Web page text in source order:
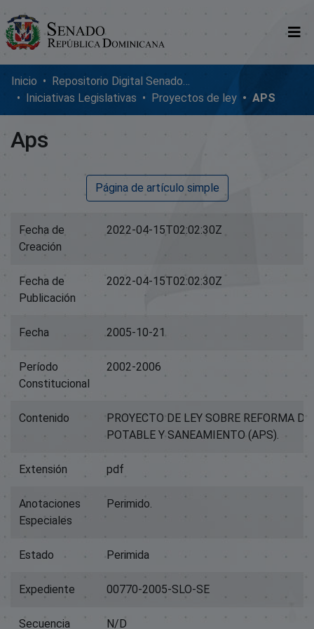
Comunidades
Glosario
Nosotros
Inicio
Repositorio Digital SenadoRD
Iniciativas Legislativas
Proyectos de ley APS
Aps
Página de artículo simple
Fecha de
Creación
2022-04-15T02:02:30Z
Fecha de
Publicación
2022-04-15T02:02:30Z
Fecha 2005-10-21
Período
Constitucional
2002-2006
Contenido
PROYECTO DE LEY SOBRE REFORMA
POTABLE Y SANEAMIENTO (APS).
Extensión pdf
Anotaciones
Especiales
Perimido.
Estado Perimida
Expediente 00770-2005-SLO-SE
Secuencia N/D